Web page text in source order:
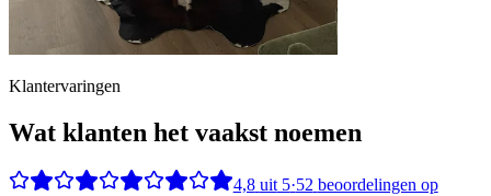
Klantervaringen
Wat klanten het vaakst noemen
4,8 uit5·52 beoordelingen op